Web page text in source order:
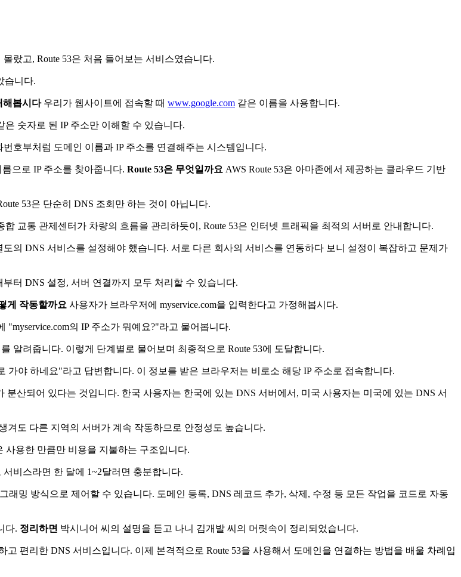
랐고, Route 53은 처음 들어보는 서비스였습니다.
습니다.
해봅시다우리가 웹사이트에 접속할 때 www.google.com 같은 이름을 사용합니다.
은 숫자로 된 IP 주소만 이해할 수 있습니다.
호부처럼 도메인 이름과 IP 주소를 연결해주는 시스템입니다.
으로 IP 주소를 찾아줍니다. Route 53은 무엇일까요 AWS Route 53은 아마존에서 제공하는 클라우드 기반
53은 단순히 DNS 조회만 하는 것이 아닙니다.
교통 관제센터가 차량의 흐름을 관리하듯이, Route 53은 인터넷 트래픽을 최적의 서버로 안내합니다.
의 DNS 서비스를 설정해야 했습니다. 서로 다른 회사의 서비스를 연동하다 보니 설정이 복잡하고 문제가
터 DNS 설정, 서버 연결까지 모두 처리할 수 있습니다.
게 작동할까요 사용자가 브라우저에 myservice.com을 입력한다고 가정해봅시다.
의 IP 주소가 뭐예요?"라고 물어봅니다.
알려줍니다. 이렇게 단계별로 물어보며 최종적으로 Route 53에 도달합니다.
가야 하네요"라고 답변합니다. 이 정보를 받은 브라우저는 비로소 해당 IP 주소로 접속합니다.
분산되어 있다는 것입니다. 한국 사용자는 한국에 있는 DNS 서버에서, 미국 사용자는 미국에 있는 DNS 서
도 다른 지역의 서버가 계속 작동하므로 안정성도 높습니다.
사용한 만큼만 비용을 지불하는 구조입니다.
비스라면 한 달에 1~2달러면 충분합니다.
래밍 방식으로 제어할 수 있습니다. 도메인 등록, DNS 레코드 추가, 삭제, 수정 등 모든 작업을 코드로 자동
다. 정리하면 박시니어 씨의 설명을 듣고 나니 김개발 씨의 머릿속이 정리되었습니다.
편리한 DNS 서비스입니다. 이제 본격적으로 Route 53을 사용해서 도메인을 연결하는 방법을 배울 차례입